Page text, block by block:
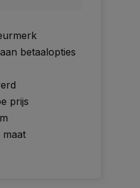
betaalopties
prijs
maat